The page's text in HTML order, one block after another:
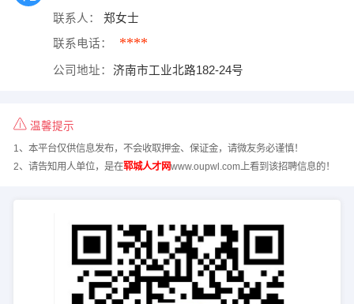
联系人： 郑女士
联系电话： ****
公司地址： 济南市工业北路182-24号
温馨提示
1、本平台仅供信息发布，不会收取押金、保证金，请微友务必谨慎！
2、请告知用人单位，是在郓城人才网www.oupwl.com上看到该招聘信息的！